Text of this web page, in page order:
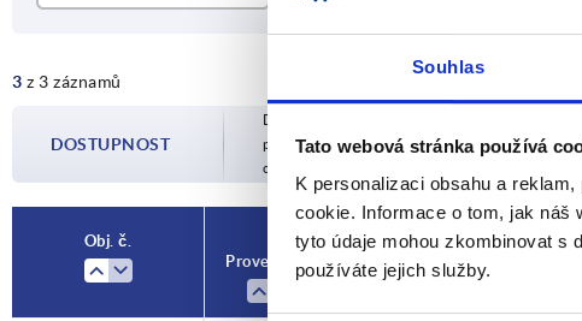
Souhlas
Tato webová stránka používá
K personalizaci obsahu a
cookie. Informace o tom, jak náš
tyto údaje mohou zkombinovat s
používáte jejich služby.
přímé 13
3 z 3 záznamů
DOSTUPNOST
Dostupnost je aktualizována několikrát denně
potvrzeném datu odeslání budete informováni
objednávky.
Obj. č.
Provedení 1
Provedení 2